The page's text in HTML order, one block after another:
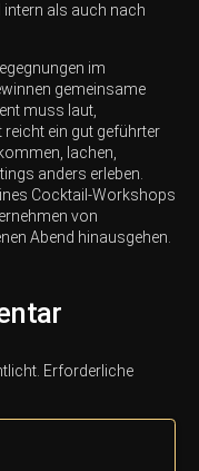
als auch nach
im
gemeinsame
muss laut,
ein gut geführter
lachen,
anders erleben.
Cocktail-Workshops
von
Abend hinausgehen.
Erforderliche